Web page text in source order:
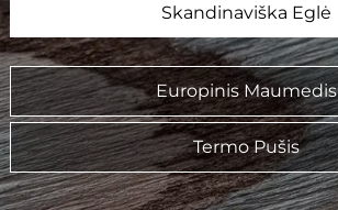
Skandinaviška Eglė
Europinis Maumedis
Termo Pušis